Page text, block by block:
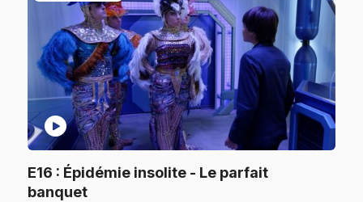
play_circle
E16 : Épidémie insolite - Le parfait
banquet.